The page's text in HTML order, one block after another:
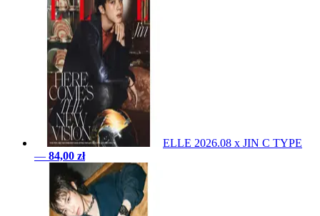
ELLE 2026.08 x JIN C TYPE
— 84,00 zł